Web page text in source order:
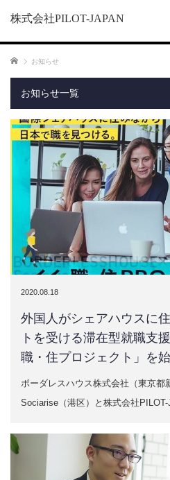
株式会社PILOT-JAPAN
ホーム お知らせ
お知らせ一覧
2020.08.18
外国人がシェアハウスに
トを受ける滞在型就職支
職・住プロジェクト」を
ボーダレスハウス株式会社（東京都
Sociarise（港区）と株式会社PILOT-